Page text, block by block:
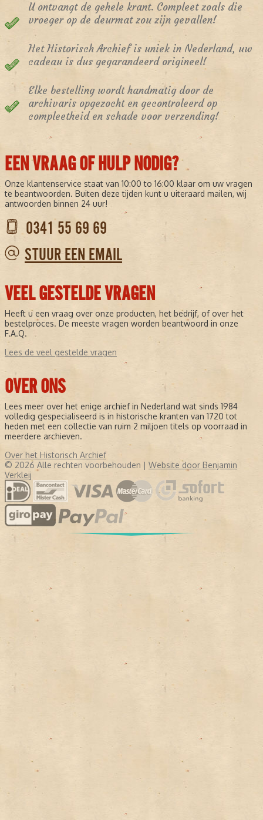
U ontvangt de gehele krant. Compleet zoals die
vroeger op de deurmat zou zijn gevallen!
Het Historisch Archief is uniek in Nederland, uw
cadeau is dus gegarandeerd origineel!
Elke bestelling wordt handmatig door de
archivaris opgezocht en gecontroleerd op
compleetheid en schade voor verzending!
EEN VRAAG OF HULP NODIG?
Onze klantenservice staat van 10:00 to 16:00 klaar om uw vragen
te beantwoorden. Buiten deze tijden kunt u uiteraard mailen, wij
antwoorden binnen 24 uur!
0341 55 69 69
STUUR EEN EMAIL
VEEL GESTELDE VRAGEN
Heeft u een vraag over onze producten, het bedrijf, of over het
bestelproces. De meeste vragen worden beantwoord in onze
F.A.Q.
Lees de veel gestelde vragen
OVER ONS
Lees meer over het enige archief in Nederland wat sinds 1984
volledig gespecialiseerd is in historische kranten van 1720 tot
heden met een collectie van ruim 2 miljoen titels op voorraad in
meerdere archieven.
Over het Historisch Archief
© 2026 Alle rechten voorbehouden | Website door Benjamin
Verkleij